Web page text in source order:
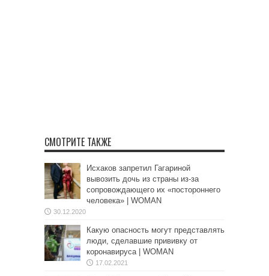
СМОТРИТЕ ТАКЖЕ
Исхаков запретил Гагариной
вывозить дочь из страны из-за
сопровождающего их «постороннего
человека» | WOMAN
30.12.2020
Какую опасность могут представлять
люди, сделавшие прививку от
коронавируса | WOMAN
17.02.2021